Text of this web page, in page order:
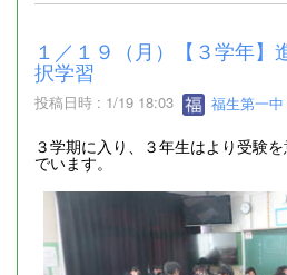
１／１９（月）【３学年】
択学習
投稿日時 : 1/19 18:03 福生第一
３学期に入り、３年生はより受験
でいます。